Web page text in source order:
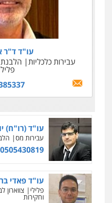
עו"ד ד"ר
עבירות כלכליות
הלבנת
עו"ד (רו"ח)
עבירות מס
0505430819
עו"ד פאדי
פלילי צווארון
וחקירות